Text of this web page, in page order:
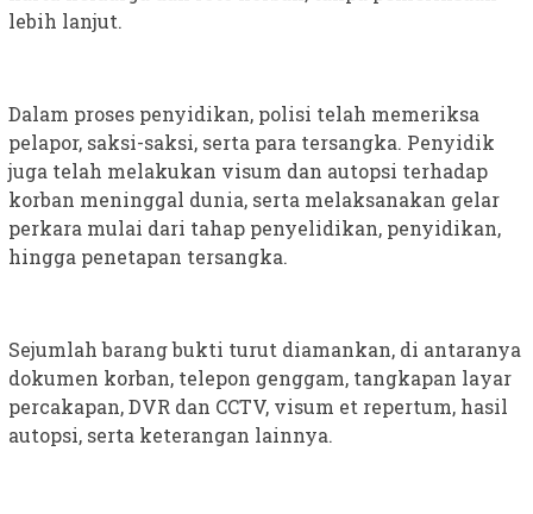
lebih lanjut.
Dalam proses penyidikan, polisi telah memeriksa
pelapor, saksi-saksi, serta para tersangka. Penyidik
juga telah melakukan visum dan autopsi terhadap
korban meninggal dunia, serta melaksanakan gelar
perkara mulai dari tahap penyelidikan, penyidikan,
hingga penetapan tersangka.
Sejumlah barang bukti turut diamankan, di antaranya
dokumen korban, telepon genggam, tangkapan layar
percakapan, DVR dan CCTV, visum et repertum, hasil
autopsi, serta keterangan lainnya.